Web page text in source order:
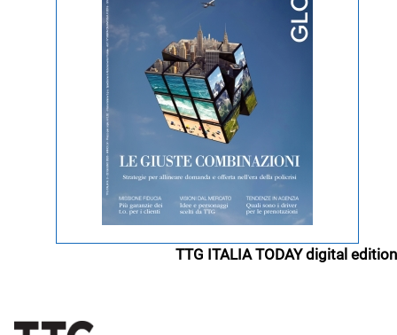
TTG ITALIA TODAY digital edition